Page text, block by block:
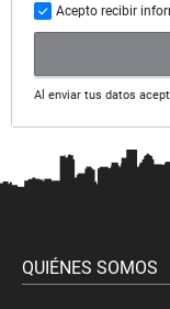
Acepto recibir
Al enviar tus datos
QUIÉNES SOMOS